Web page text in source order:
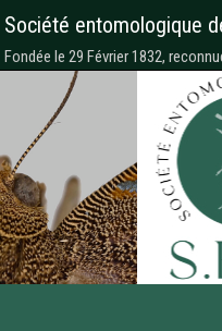
Société entomologique
Fondée le 29 Février 1832,